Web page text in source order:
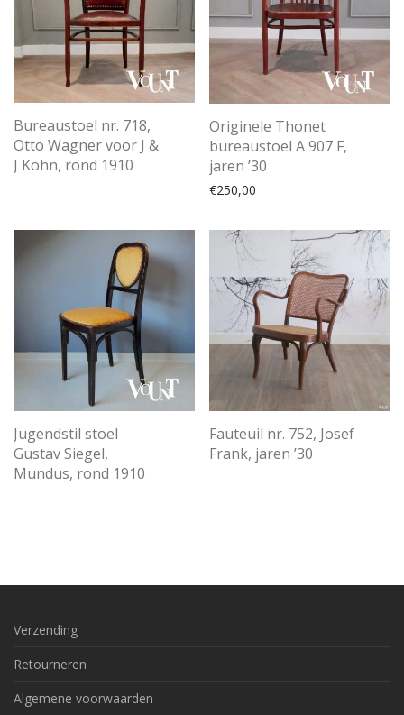
Bureaustoel nr. 718,
Otto Wagner voor J &
J Kohn, rond 1910
Originele Thonet
bureaustoel A 907 F,
jaren ’30
€250,00
Jugendstil stoel
Gustav Siegel,
Mundus, rond 1910
Fauteuil nr. 752, Josef
Frank, jaren ’30
Verzending
Retourneren
Algemene voorwaarden